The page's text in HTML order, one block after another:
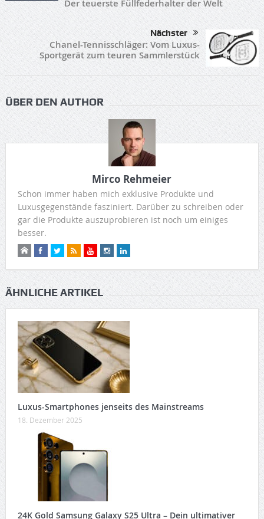
Der teuerste Füllfederhalter der Welt
Nächster
Chanel-Tennisschläger: Vom Luxus-
Sportgerät zum teuren Sammlerstück
ÜBER DEN AUTHOR
Mirco Rehmeier
Schon immer haben mich exklusive Produkte und
Luxusgegenstände fasziniert. Darüber zu schreiben oder
gar die Produkte auszuprobieren ist noch um einiges
besser.
ÄHNLICHE ARTIKEL
Luxus-Smartphones jenseits des Mainstreams
18. Dezember 2025
24K Gold Samsung Galaxy S25 Ultra – Dein ultimativer